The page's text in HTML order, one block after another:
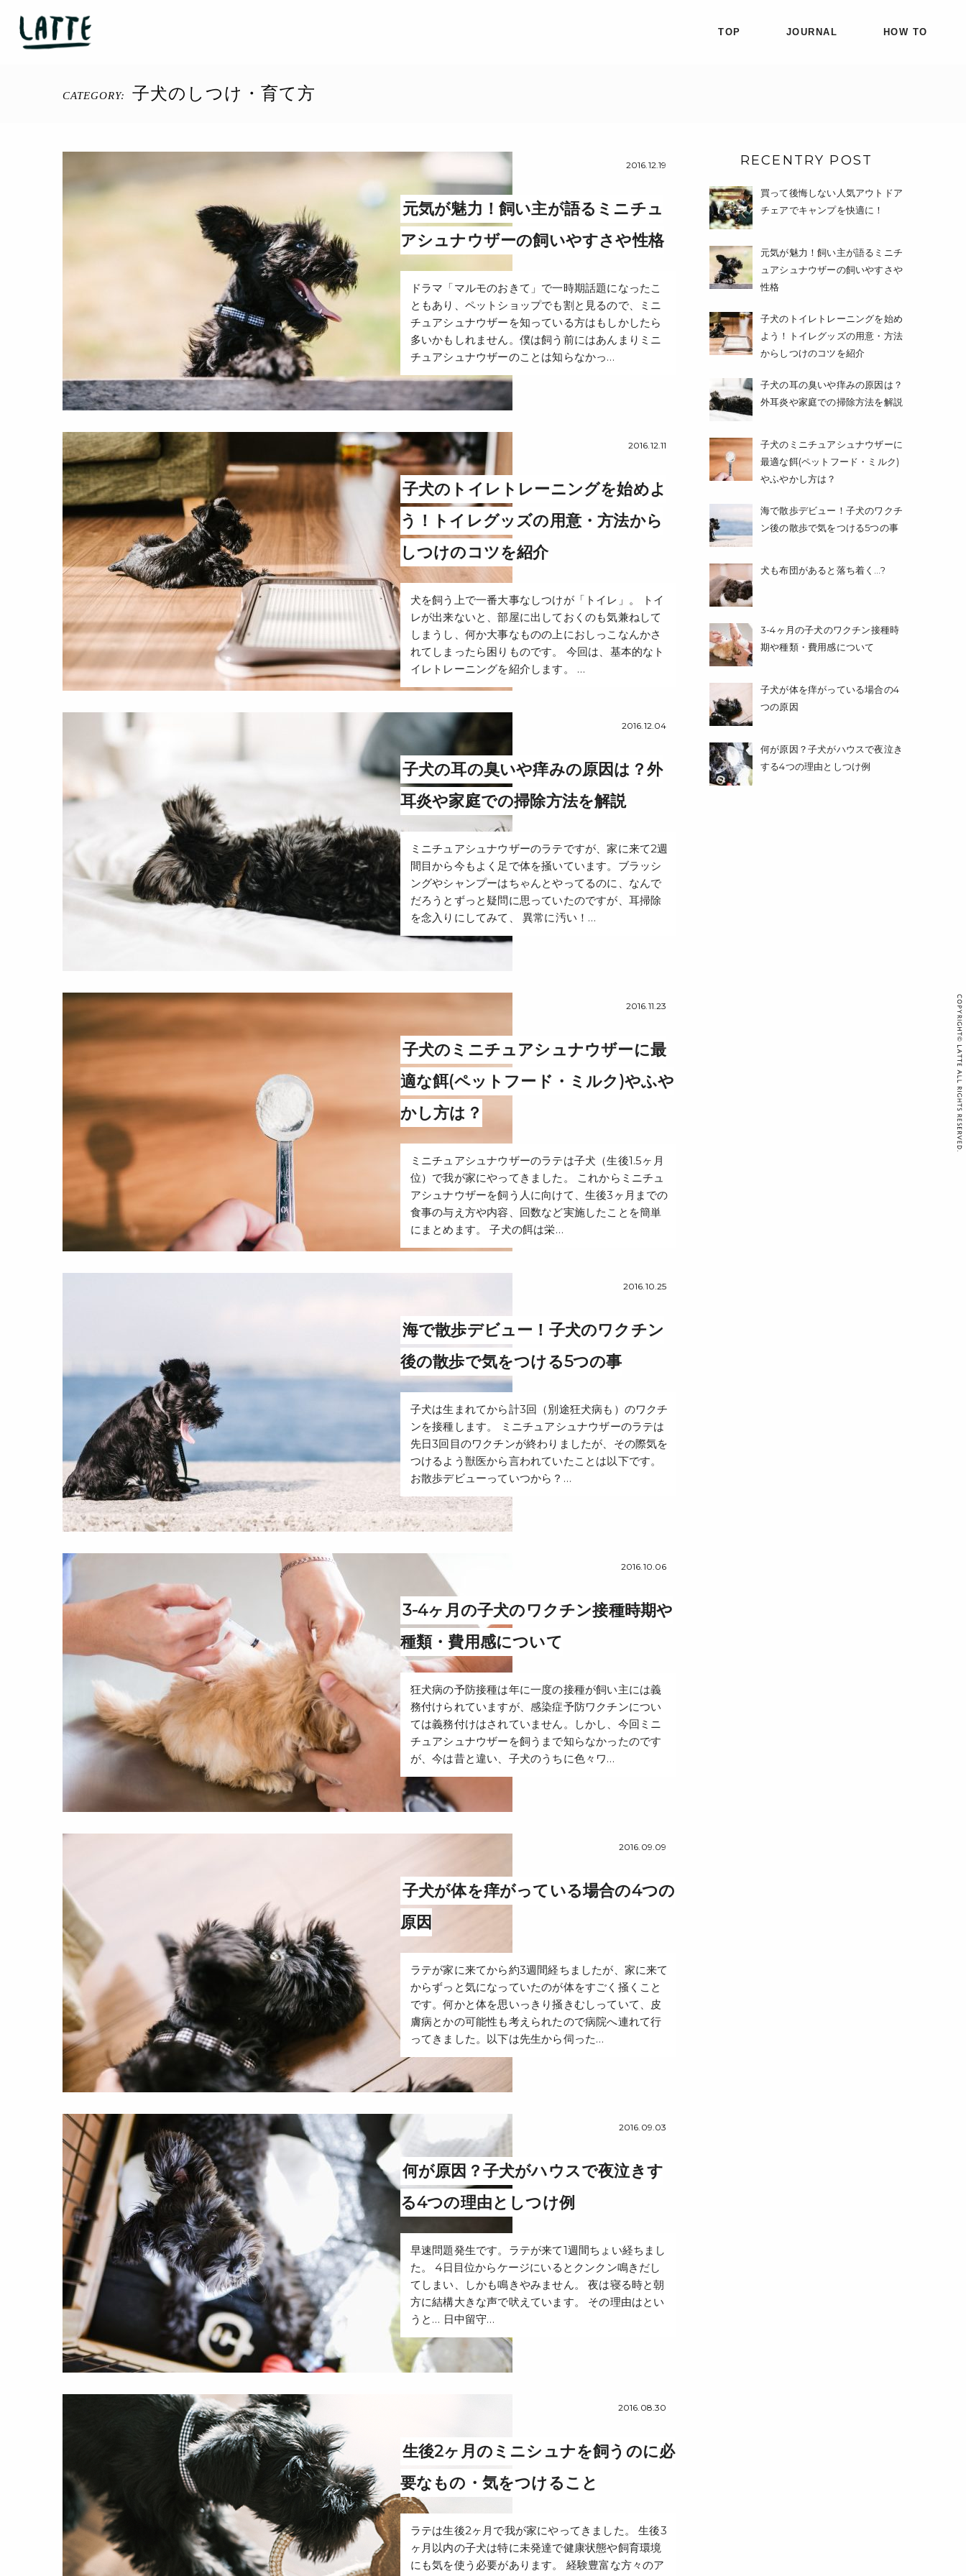
TOP JOURNAL HOW TO
CATEGORY: 子犬のしつけ・育て方
2016.12.19
元気が魅力！飼い主が語るミニチュ
アシュナウザーの飼いやすさや性格
ドラマ「マルモのおきて」で一時期話題になったこ
ともあり、ペットショップでも割と見るので、ミニ
チュアシュナウザーを知っている方はもしかしたら
多いかもしれません。僕は飼う前にはあんまりミニ
チュアシュナウザーのことは知らなかっ…
2016.12.11
子犬のトイレトレーニングを始めよ
う！トイレグッズの用意・方法から
しつけのコツを紹介
犬を飼う上で一番大事なしつけが「トイレ」。 トイ
レが出来ないと、部屋に出しておくのも気兼ねして
しまうし、何か大事なものの上におしっこなんかさ
れてしまったら困りものです。 今回は、基本的なト
イレトレーニングを紹介します。 …
2016.12.04
子犬の耳の臭いや痒みの原因は？外
耳炎や家庭での掃除方法を解説
ミニチュアシュナウザーのラテですが、家に来て2週
間目から今もよく足で体を掻いています。ブラッシ
ングやシャンプーはちゃんとやってるのに、なんで
だろうとずっと疑問に思っていたのですが、耳掃除
を念入りにしてみて、 異常に汚い！…
2016.11.23
子犬のミニチュアシュナウザーに最
適な餌(ペットフード・ミルク)やふや
かし方は？
ミニチュアシュナウザーのラテは子犬（生後1.5ヶ月
位）で我が家にやってきました。 これからミニチュ
アシュナウザーを飼う人に向けて、生後3ヶ月までの
食事の与え方や内容、回数など実施したことを簡単
にまとめます。 子犬の餌は栄…
2016.10.25
海で散歩デビュー！子犬のワクチン
後の散歩で気をつける5つの事
子犬は生まれてから計3回（別途狂犬病も）のワクチ
ンを接種します。 ミニチュアシュナウザーのラテは
先日3回目のワクチンが終わりましたが、その際気を
つけるよう獣医から言われていたことは以下です。
お散歩デビューっていつから？…
2016.10.06
3-4ヶ月の子犬のワクチン接種時期や
種類・費用感について
狂犬病の予防接種は年に一度の接種が飼い主には義
務付けられていますが、感染症予防ワクチンについ
ては義務付けはされていません。しかし、今回ミニ
チュアシュナウザーを飼うまで知らなかったのです
が、今は昔と違い、子犬のうちに色々ワ…
2016.09.09
子犬が体を痒がっている場合の4つの
原因
ラテが家に来てから約3週間経ちましたが、家に来て
からずっと気になっていたのが体をすごく掻くこと
です。何かと体を思いっきり掻きむしっていて、皮
膚病とかの可能性も考えられたので病院へ連れて行
ってきました。以下は先生から伺った…
2016.09.03
何が原因？子犬がハウスで夜泣きす
る4つの理由としつけ例
早速問題発生です。ラテが来て1週間ちょい経ちまし
た。 4日目位からケージにいるとクンクン鳴きだし
てしまい、しかも鳴きやみません。 夜は寝る時と朝
方に結構大きな声で吠えています。 その理由はとい
うと… 日中留守…
2016.08.30
生後2ヶ月のミニシュナを飼うのに必
要なもの・気をつけること
ラテは生後2ヶ月で我が家にやってきました。 生後3
ヶ月以内の子犬は特に未発達で健康状態や飼育環境
にも気を使う必要があります。 経験豊富な方々のア
RECENTRY POST
買って後悔しない人気アウトドア
チェアでキャンプを快適に！
元気が魅力！飼い主が語るミニチ
ュアシュナウザーの飼いやすさや
性格
子犬のトイレトレーニングを始め
よう！トイレグッズの用意・方法
からしつけのコツを紹介
子犬の耳の臭いや痒みの原因は？
外耳炎や家庭での掃除方法を解説
子犬のミニチュアシュナウザーに
最適な餌(ペットフード・ミルク)
やふやかし方は？
海で散歩デビュー！子犬のワクチ
ン後の散歩で気をつける5つの事
犬も布団があると落ち着く…?
3-4ヶ月の子犬のワクチン接種時
期や種類・費用感について
子犬が体を痒がっている場合の4
つの原因
何が原因？子犬がハウスで夜泣き
する4つの理由としつけ例